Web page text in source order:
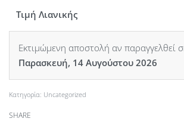
Τιμή Λιανικής
Εκτιμώμενη αποστολή αν παραγγελθεί
Παρασκευή, 14 Αυγούστου 2026
Κατηγορία: Uncategorized
SHARE